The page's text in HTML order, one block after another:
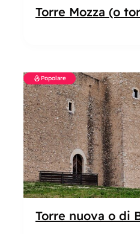
Torre Mozza (o
Popolare
Torre nuova o di